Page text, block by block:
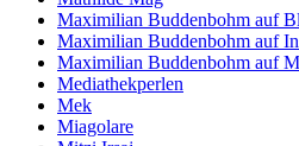
Maximilian Buddenbohm auf
Maximilian Buddenbohm auf
Maximilian Buddenbohm auf
Mediathekperlen
Mek
Miagolare